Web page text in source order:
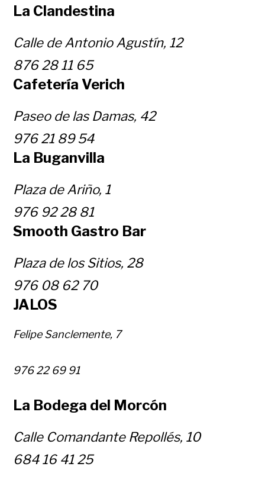
La Clandestina
Calle de Antonio Agustín, 12
876 28 11 65
Cafetería Verich
Paseo de las Damas, 42
976 21 89 54
La Buganvilla
Plaza de Ariño, 1
976 92 28 81
Smooth Gastro Bar
Plaza de los Sitios, 28
976 08 62 70
JALOS
Felipe Sanclemente, 7
976 22 69 91
La Bodega del Morcón
Calle Comandante Repollés, 10
684 16 41 25